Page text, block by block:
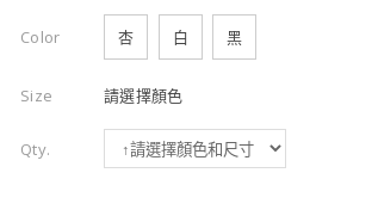
Color 杏 白 黑
Size 請選擇顏色
Qty.